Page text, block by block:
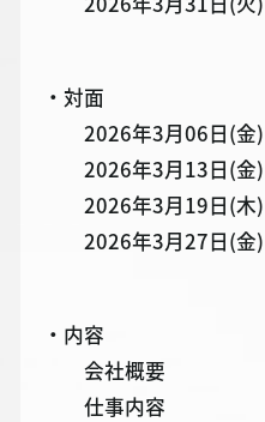
・対面
2026年3月06日(
2026年3月13日(
2026年3月19日(
2026年3月27日(
・内容
会社概要
仕事内容